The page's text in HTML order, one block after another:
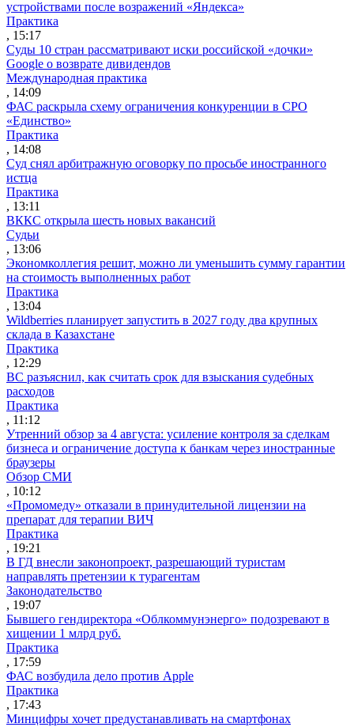
устройствами после возражений «Яндекса»
Практика
, 15:17
Суды 10 стран рассматривают иски российской «дочки»
Google о возврате дивидендов
Международная практика
, 14:09
ФАС раскрыла схему ограничения конкуренции в СРО
«Единство»
Практика
, 14:08
Суд снял арбитражную оговорку по просьбе иностранного
истца
Практика
, 13:11
ВККС открыла шесть новых вакансий
Судьи
, 13:06
Экономколлегия решит, можно ли уменьшить сумму гарантии
на стоимость выполненных работ
Практика
, 13:04
Wildberries планирует запустить в 2027 году два крупных
склада в Казахстане
Практика
, 12:29
ВС разъяснил, как считать срок для взыскания судебных
расходов
Практика
, 11:12
Утренний обзор за 4 августа: усиление контроля за сделкам
бизнеса и ограничение доступа к банкам через иностранные
браузеры
Обзор СМИ
, 10:12
«Промомеду» отказали в принудительной лицензии на
препарат для терапии ВИЧ
Практика
, 19:21
В ГД внесли законопроект, разрешающий туристам
направлять претензии к турагентам
Законодательство
, 19:07
Бывшего гендиректора «Облкоммунэнерго» подозревают в
хищении 1 млрд руб.
Практика
, 17:59
ФАС возбудила дело против Apple
Практика
, 17:43
Минцифры хочет предустанавливать на смартфонах